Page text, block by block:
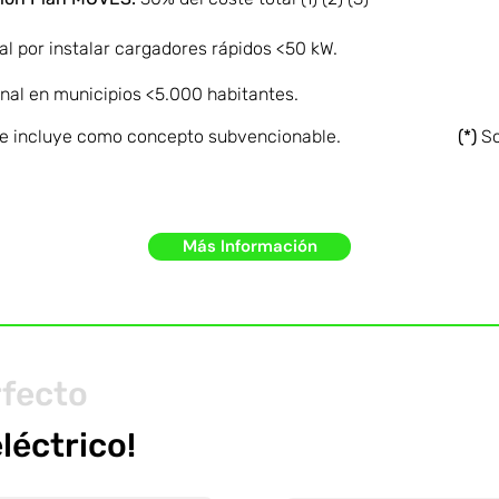
en municipios <5.000 habitantes.
por instalar cargadores rápidos <50 kW.
incluye como concepto subvencionable. (*)
Más Información